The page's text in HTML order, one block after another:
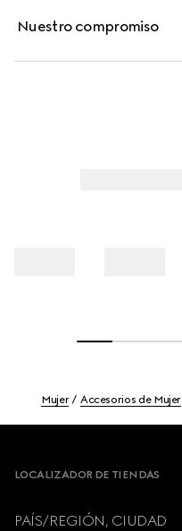
Nuestro compromiso
Mujer Accesorios de Mujer
LOCALIZADOR DE TIENDAS
PAÍS/REGIÓN, CIUDAD